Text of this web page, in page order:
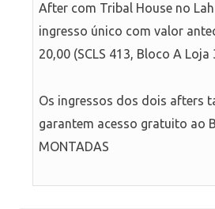
After com Tribal House no
ingresso único com valor
20,00 (SCLS 413, Bloco A Loja
Os ingressos dos dois afters
garantem acesso gratuito ao
MONTADAS